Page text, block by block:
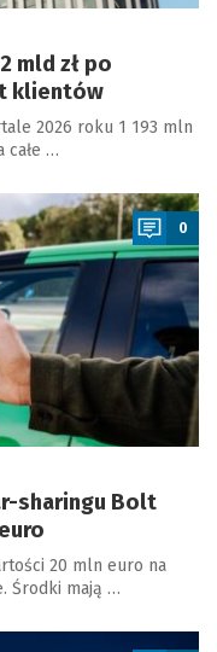
mld zł po
klientów
2026 roku 1 193 mln
całe …
0
sharingu Bolt
20 mln euro na
Środki mają …